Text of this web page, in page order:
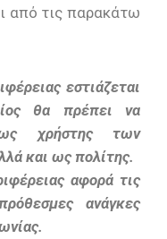
από τις παρακάτω
εστιάζεται
θα πρέπει να
ως χρήστης των
και ως πολίτης.
αφορά τις
ανάγκες